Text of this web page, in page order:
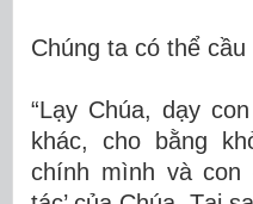
Chúng ta có thể cầu
“Lạy Chúa, dạy
khác, cho bằng
chính mình và con